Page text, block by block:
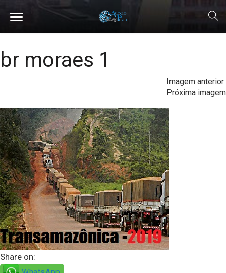
br moraes 1
Imagem anterior
Próxima imagem
Share on: